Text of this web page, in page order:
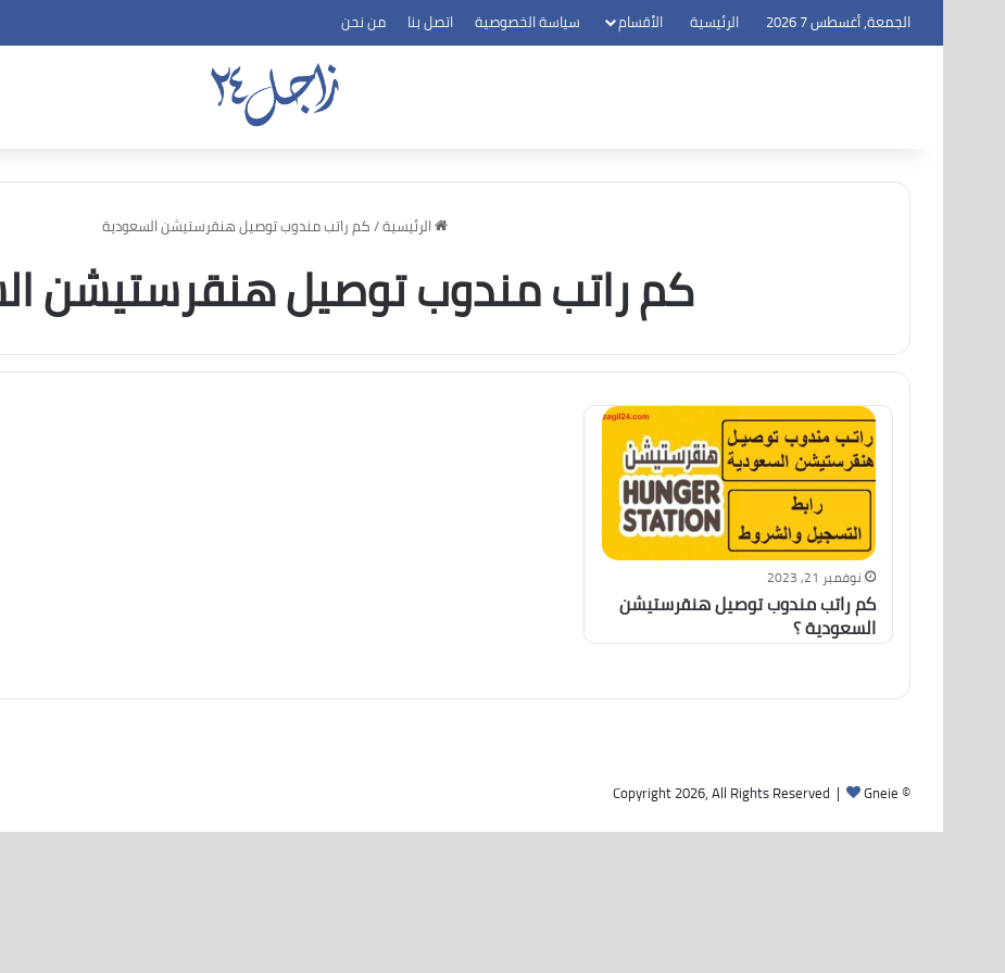
الجمعة, أغسطس 7 2026 الرئيسية الأقسام سياسة الخصوصية اتصل بنا من نحن
الرئيسية/كم راتب مندوب توصيل هنقرستيشن السعودية
كم راتب مندوب توصيل هنقرستيشن
نوفمبر 21, 2023
كم راتب مندوب توصيل هنقرستيشن
السعودية ؟
© Copyright 2026, All Rights Reserved |
Gneie